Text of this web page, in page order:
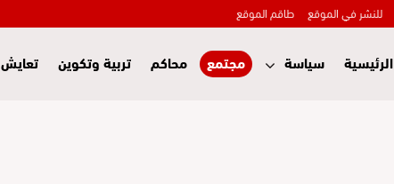
للنشر في الموقع طاقم الموقع
الرئيسية سياسة مجتمع محاكم تربية وتكوين تعايش